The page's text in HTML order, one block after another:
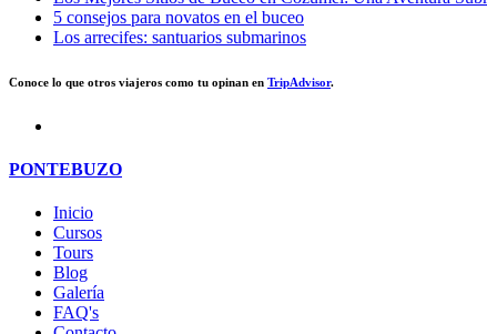
5 consejos para novatos en el buceo
Los arrecifes: santuarios submarinos
Conoce lo que otros viajeros como tu opinan en TripAdvisor.
PONTEBUZO
Inicio
Cursos
Tours
Blog
Galería
FAQ's